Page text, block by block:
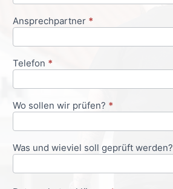
Ansprechpartner *
Telefon *
Wo sollen wir prüfen? *
Was und wieviel soll geprüft werden?